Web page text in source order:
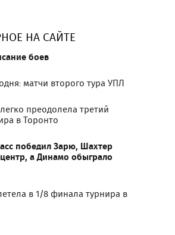
НА САЙТЕ
боев
матчи второго тура УПЛ
преодолела третий
в Торонто
победил Зарю, Шахтер
а Динамо обыграло
в 1/8 финала турнира в